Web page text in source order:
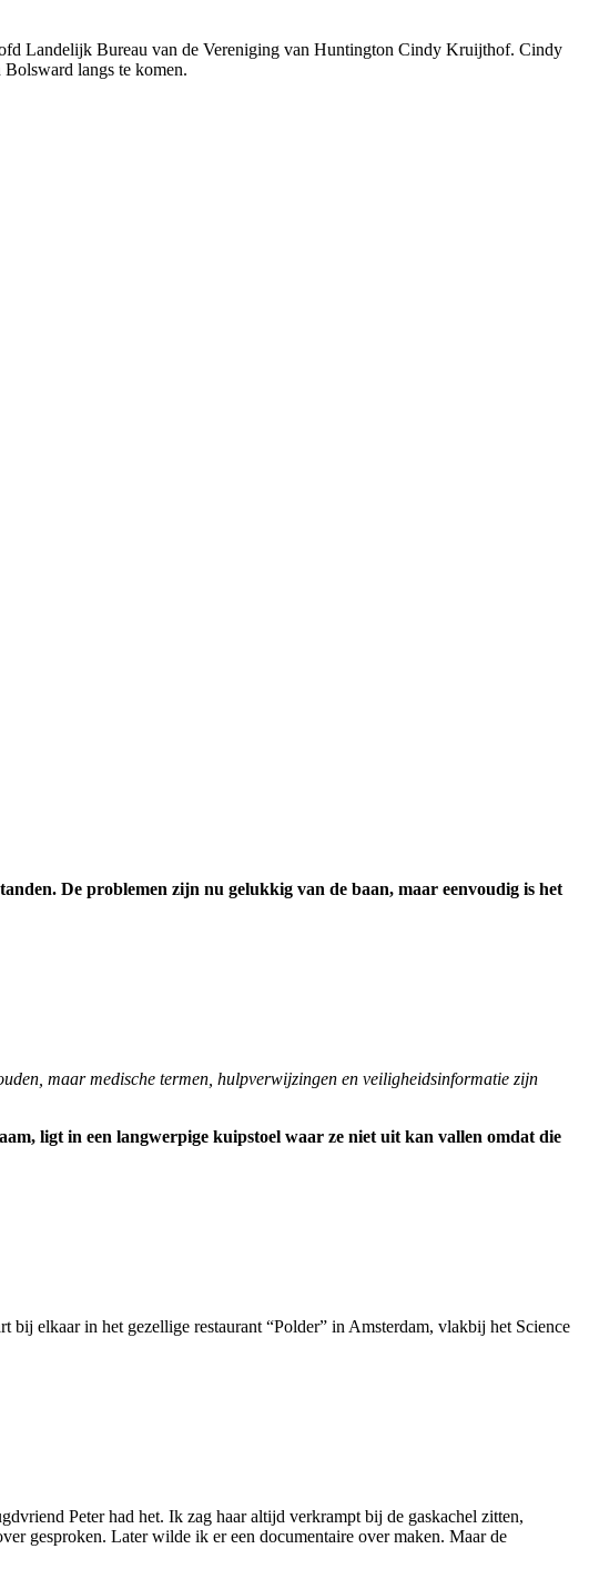
Landelijk Bureau van de Vereniging van Huntington Cindy Kruijthof. Cindy
langs te komen.
De problemen zijn nu gelukkig van de baan, maar eenvoudig is het
maar medische termen, hulpverwijzingen en veiligheidsinformatie zijn
ligt in een langwerpige kuipstoel waar ze niet uit kan vallen omdat die
elkaar in het gezellige restaurant “Polder” in Amsterdam, vlakbij het Science
Peter had het. Ik zag haar altijd verkrampt bij de gaskachel zitten,
gesproken. Later wilde ik er een documentaire over maken. Maar de